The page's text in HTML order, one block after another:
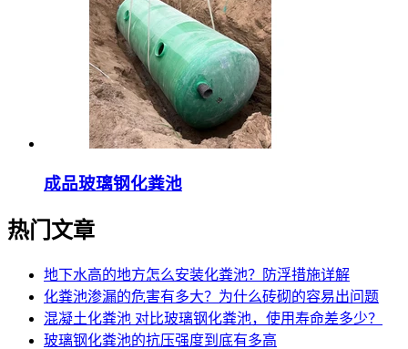
成品玻璃钢化粪池
热门文章
地下水高的地方怎么安装化粪池？防浮措施详解
化粪池渗漏的危害有多大？为什么砖砌的容易出问题
混凝土化粪池 对比玻璃钢化粪池，使用寿命差多少？
玻璃钢化粪池的抗压强度到底有多高